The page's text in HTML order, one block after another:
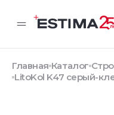
Главная Каталог
LitoKol K47 серый-